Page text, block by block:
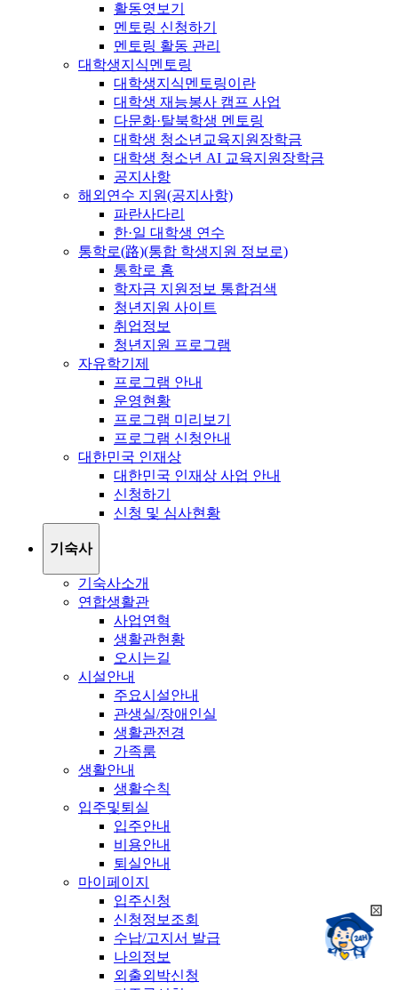
활동엿보기
멘토링 신청하기
멘토링 활동 관리
대학생지식멘토링
대학생지식멘토링이란
대학생 재능봉사 캠프 사업
다문화·탈북학생 멘토링
대학생 청소년교육지원장학금
대학생 청소년 AI 교육지원장학금
공지사항
해외연수 지원(공지사항)
파란사다리
한·일 대학생 연수
통학로(路)(통합 학생지원 정보로)
통학로 홈
학자금 지원정보 통합검색
청년지원 사이트
취업정보
청년지원 프로그램
자유학기제
프로그램 안내
운영현황
프로그램 미리보기
프로그램 신청안내
대한민국 인재상
대한민국 인재상 사업 안내
신청하기
신청 및 심사현황
기숙사
기숙사소개
연합생활관
사업연혁
생활관현황
오시는길
시설안내
주요시설안내
관생실/장애인실
생활관전경
가족룸
생활안내
생활수칙
입주및퇴실
입주안내
비용안내
퇴실안내
마이페이지
입주신청
신청정보조회
수납/고지서 발급
나의정보
외출외박신청
챗봇상담:
24시
채팅상담:
9시~18시
희